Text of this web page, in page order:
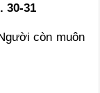
30-31
còn muôn